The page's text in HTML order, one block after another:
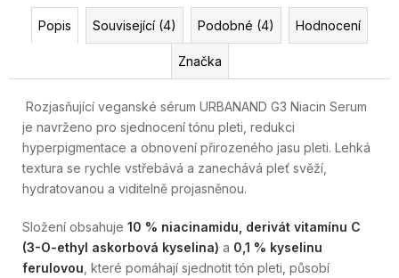
Popis Související (4) Podobné (4) Hodnocení
Značka
Rozjasňující veganské sérum URBANAND G3 Niacin Serum
je navrženo pro sjednocení tónu pleti, redukci
hyperpigmentace a obnovení přirozeného jasu pleti. Lehká
textura se rychle vstřebává a zanechává pleť svěží,
hydratovanou a viditelně projasněnou.
Složení obsahuje 10 % niacinamidu, derivát vitamínu C
(3-O-ethyl askorbová kyselina) a 0,1 % kyselinu
ferulovou , které pomáhají sjednotit tón pleti, působí